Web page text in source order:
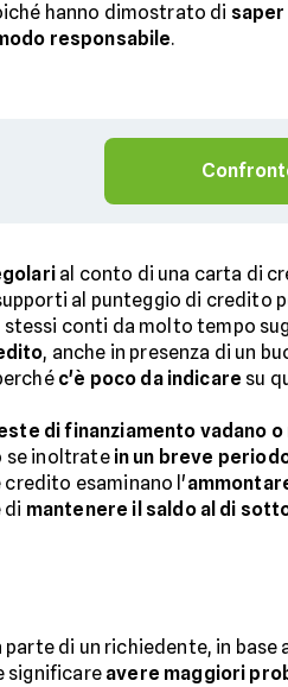
hanno dimostrato di
responsabile.
al conto di una carta di
al punteggio di credito
stessi conti da molto tempo
, anche in presenza di un
c'è poco da indicare su
di finanziamento vadano o
se inoltrate in un breve
esaminano l'
di mantenere il saldo al di
parte di un richiedente, in base
significare avere maggiori